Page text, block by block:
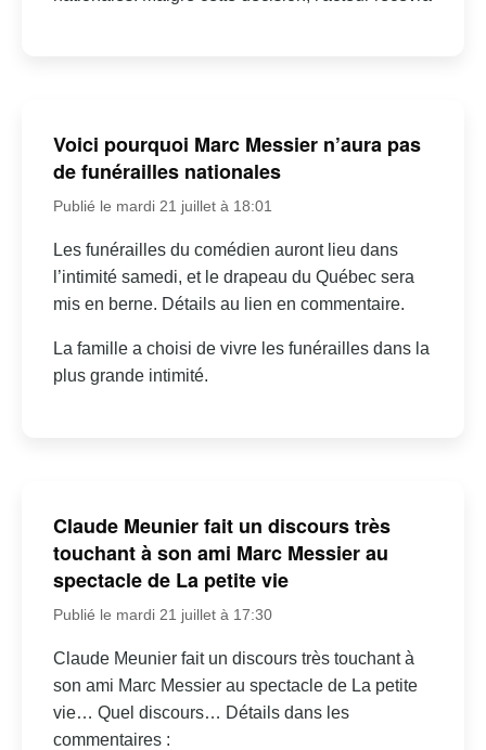
Voici pourquoi Marc Messier n’aura pas
de funérailles nationales
Publié le mardi 21 juillet à 18:01
Les funérailles du comédien auront lieu dans
l’intimité samedi, et le drapeau du Québec sera
mis en berne. Détails au lien en commentaire.
La famille a choisi de vivre les funérailles dans la
plus grande intimité.
Claude Meunier fait un discours très
touchant à son ami Marc Messier au
spectacle de La petite vie
Publié le mardi 21 juillet à 17:30
Claude Meunier fait un discours très touchant à
son ami Marc Messier au spectacle de La petite
vie… Quel discours… Détails dans les
commentaires :